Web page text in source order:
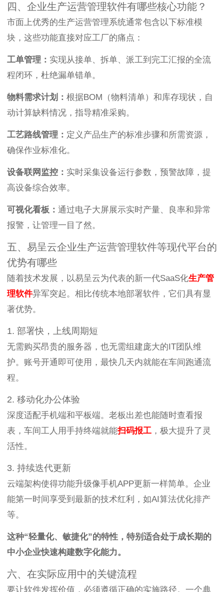
四、企业生产运营管理软件有哪些核心功能？
市面上优秀的生产运营管理系统通常包含以下标准模
块，这些功能直接对应工厂的痛点：
工单管理： 实现从接单、拆单、派工到完工汇报的全流
程闭环，杜绝漏单错单。
物料需求计划： 根据BOM（物料清单）和库存现状，自
动计算缺料情况，指导精准采购。
工艺路线管理： 定义产品生产的标准步骤和所需资源，
确保作业标准化。
设备联网监控： 实时采集设备运行参数，预警故障，提
高设备综合效率。
可视化看板： 通过电子大屏展示实时产量、良率和异常
报警，让管理一目了然。
五、易呈云企业生产运营管理软件等现代平台的
优势有哪些
随着技术发展，以易呈云为代表的新一代SaaS化生产管
理软件异军突起。相比传统本地部署软件，它们具有显
著优势。
1. 部署快，上线周期短
无需购买昂贵的服务器，也无需组建庞大的IT团队维
护。账号开通即可使用，最快几天内就能在车间跑通流
程。
2. 移动化办公体验
深度适配手机端和平板端。老板出差也能随时查看报
表，车间工人用手持终端就能扫码报工 ，极大提升了灵
活性。
3. 持续迭代更新
云端架构使得功能升级像手机APP更新一样简单。企业
能第一时间享受到最新的技术红利，如AI算法优化排产
等。
这种“轻量化、敏捷化”的特性，特别适合处于成长期的
中小企业快速构建数字化能力。
六、在实际应用中的关键流程
要让软件发挥价值，必须遵循正确的实施路径。一个典